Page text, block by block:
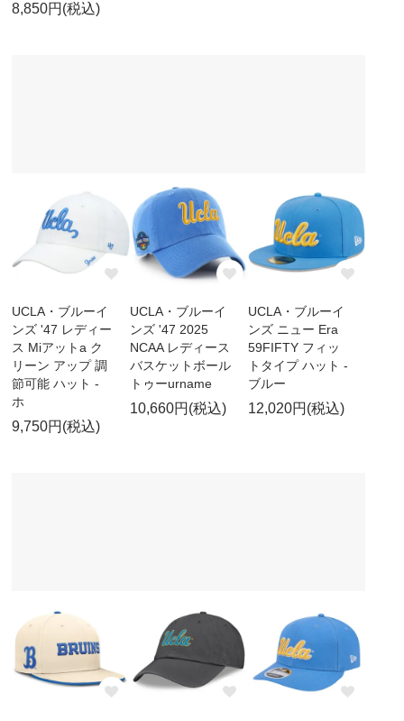
8,850円(税込)
UCLA・ブルーイ
ンズ '47 レディー
ス Miアットa ク
リーン アップ 調
節可能 ハット -
ホ
9,750円(税込)
UCLA・ブルーイ
ンズ '47 2025
NCAA レディース
バスケットボール
トゥーurname
10,660円(税込)
UCLA・ブルーイ
ンズ ニュー Era
59FIFTY フィッ
トタイプ ハット -
ブルー
12,020円(税込)